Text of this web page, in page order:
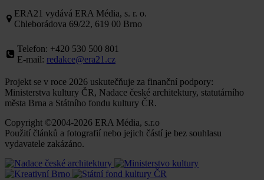
ERA21 vydává ERA Média, s. r. o.
Chleborádova 69/22, 619 00 Brno
Telefon: +420 530 500 801
E-mail: redakce@era21.cz
Projekt se v roce 2026 uskutečňuje za finanční podpory:
Ministerstva kultury ČR, Nadace české architektury, statutárního
města Brna a Státního fondu kultury ČR.
Copyright ©2004-2026 ERA Média, s.r.o
Použití článků a fotografií nebo jejich částí je bez souhlasu
vydavatele zakázáno.